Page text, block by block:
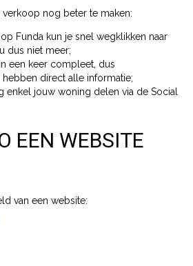
nog beter te maken:
Funda kun je snel wegklikken naar
dus niet meer;
een keer compleet, dus
direct alle informatie;
enkel jouw woning delen via de Social
EEN WEBSITE
van een website: